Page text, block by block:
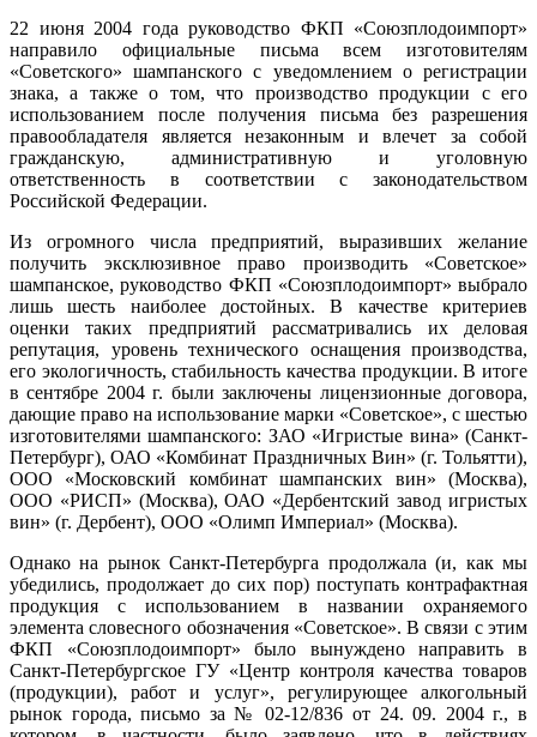
22 июня 2004 года руководство ФКП «Союзплодоимпорт»
направило официальные письма всем изготовителям
«Советского» шампанского с уведомлением о регистрации
знака, а также о том, что производство продукции с его
использованием после получения письма без разрешения
правообладателя является незаконным и влечет за собой
гражданскую, административную и уголовную
ответственность в соответствии с законодательством
Российской Федерации.
Из огромного числа предприятий, выразивших желание
получить эксклюзивное право производить «Советское»
шампанское, руководство ФКП «Союзплодоимпорт» выбрало
лишь шесть наиболее достойных. В качестве критериев
оценки таких предприятий рассматривались их деловая
репутация, уровень технического оснащения производства,
его экологичность, стабильность качества продукции. В итоге
в сентябре 2004 г. были заключены лицензионные договора,
дающие право на использование марки «Советское», с шестью
изготовителями шампанского: ЗАО «Игристые вина» (Санкт-
Петербург), ОАО «Комбинат Праздничных Вин» (г. Тольятти),
ООО «Московский комбинат шампанских вин» (Москва),
ООО «РИСП» (Москва), ОАО «Дербентский завод игристых
вин» (г. Дербент), ООО «Олимп Империал» (Москва).
Однако на рынок Санкт-Петербурга продолжала (и, как мы
убедились, продолжает до сих пор) поступать контрафактная
продукция с использованием в названии охраняемого
элемента словесного обозначения «Советское». В связи с этим
ФКП «Союзплодоимпорт» было вынуждено направить в
Санкт-Петербургское ГУ «Центр контроля качества товаров
(продукции), работ и услуг», регулирующее алкогольный
рынок города, письмо за № 02-12/836 от 24. 09. 2004 г., в